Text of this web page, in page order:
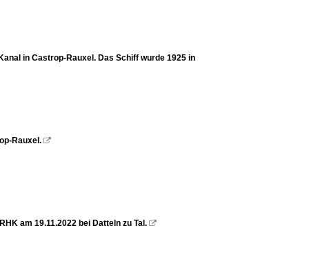
in Castrop-Rauxel. Das Schiff wurde 1925 in
Rauxel. 
am 19.11.2022 bei Datteln zu Tal. 